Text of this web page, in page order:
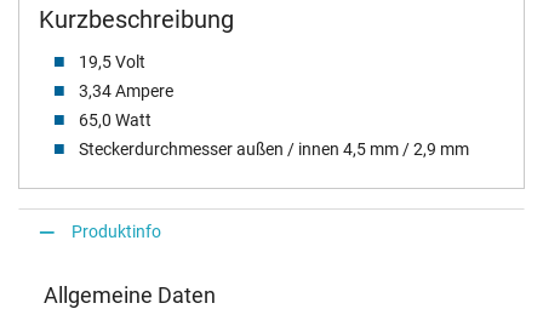
Kurzbeschreibung
19,5 Volt
3,34 Ampere
65,0 Watt
Steckerdurchmesser außen / innen 4,5 mm / 2,9 mm
Produktinfo
Allgemeine Daten